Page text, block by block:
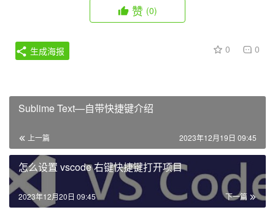
赞 (0)
0 0
生成海报
Sublime Text—自带快捷键介绍
上一篇 2023年12月19日 09:45
怎么设置 vscode 右键快捷键打开项目
下一篇
2023年12月20日 09:45